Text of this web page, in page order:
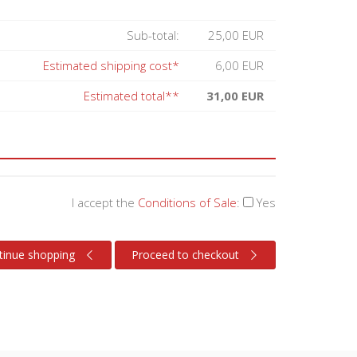
Sub-total:
25,00 EUR
Estimated shipping cost*
6,00 EUR
Estimated total**
31,00 EUR
I accept the Conditions of Sale: Yes
shopping Proceed to checkout